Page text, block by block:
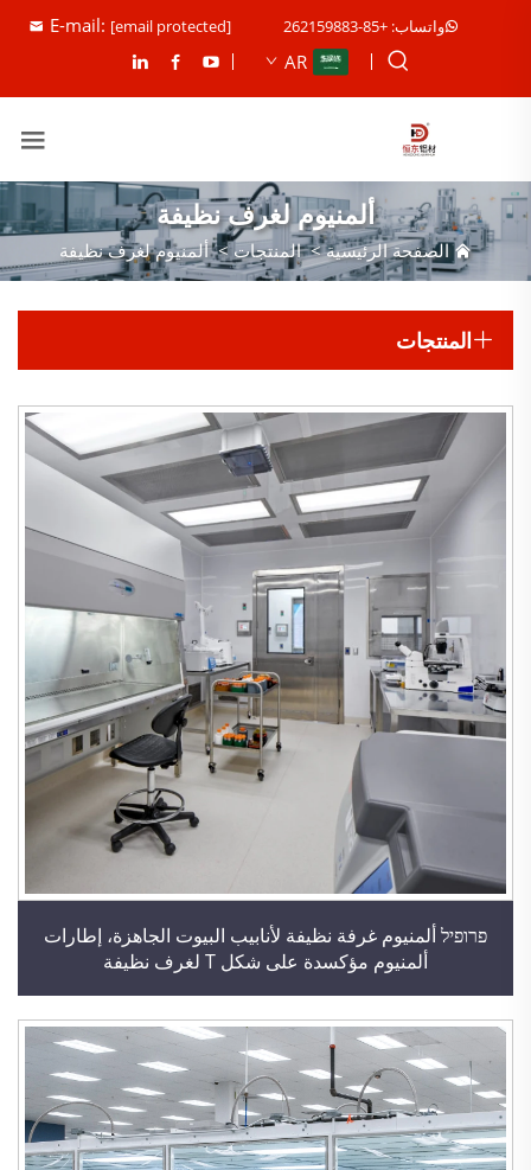
واتساب: +85-262159883 E-mail: [email protected]
AR
ألمنيوم لغرف نظيفة
الصفحة الرئيسية>المنتجات>ألمنيوم لغرف نظيفة
المنتجات
פרופיל ألمنيوم غرفة نظيفة لأنابيب البيوت الجاهزة، إطارات
ألمنيوم مؤكسدة على شكل T لغرف نظيفة